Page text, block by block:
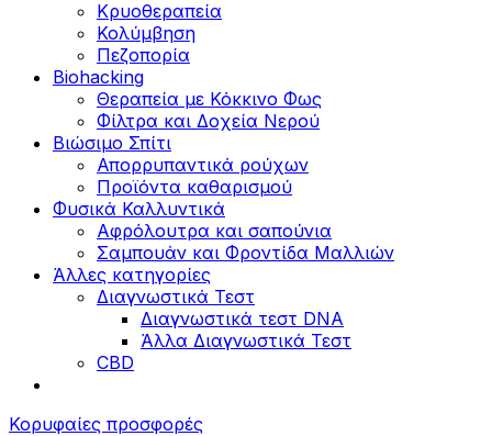
Κρυοθεραπεία
Κολύμβηση
Πεζοπορία
Biohacking
Θεραπεία με Κόκκινο Φως
Φίλτρα και Δοχεία Νερού
Βιώσιμο Σπίτι
Απορρυπαντικά ρούχων
Προϊόντα καθαρισμού
Φυσικά Καλλυντικά
Αφρόλουτρα και σαπούνια
Σαμπουάν και Φροντίδα Μαλλιών
Άλλες κατηγορίες
Διαγνωστικά Τεστ
Διαγνωστικά τεστ DNA
Άλλα Διαγνωστικά Τεστ
CBD
Κορυφαίες προσφορές